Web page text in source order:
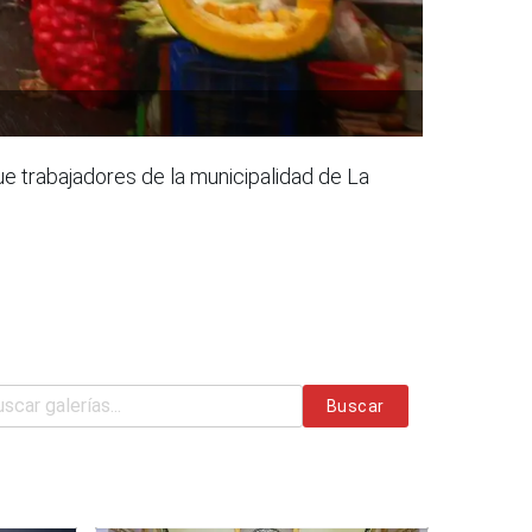
trabajadores de la municipalidad de La
Buscar